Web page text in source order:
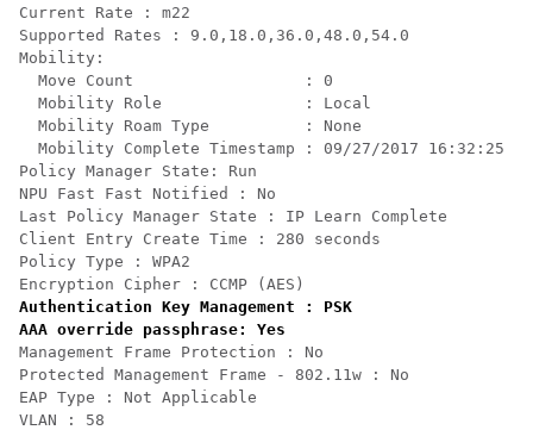
Current Rate : m22
Supported Rates : 9.0,18.0,36.0,48.0,54.0
Mobility:
  Move Count                  : 0
  Mobility Role               : Local
  Mobility Roam Type          : None
Mobility Complete Timestamp : 09/27/2017 16:32:25
Policy Manager State: Run
NPU Fast Fast Notified : No
Last Policy Manager State : IP Learn Complete
Client Entry Create Time : 280 seconds
Policy Type : WPA2
Encryption Cipher : CCMP (AES)
Authentication Key Management : PSK
AAA override passphrase: Yes
Management Frame Protection : No
Protected Management Frame - 802.11w : No
EAP Type : Not Applicable
VLAN : 58